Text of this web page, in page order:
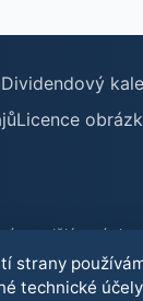
Dividendový
Licence
a vzdělávací
zvažte
strany
technické